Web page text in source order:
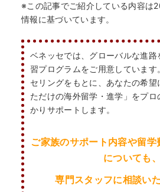
※この記事でご紹介している内容は
情報に基づいています。
ベネッセでは、グローバルな進
習プログラムをご用意していま
セリングをもとに、あなたの希
ただけの海外留学・進学」をプロ
かりサポートします。
ご家族のサポート内容や留学
についても、
専門スタッフに相談い